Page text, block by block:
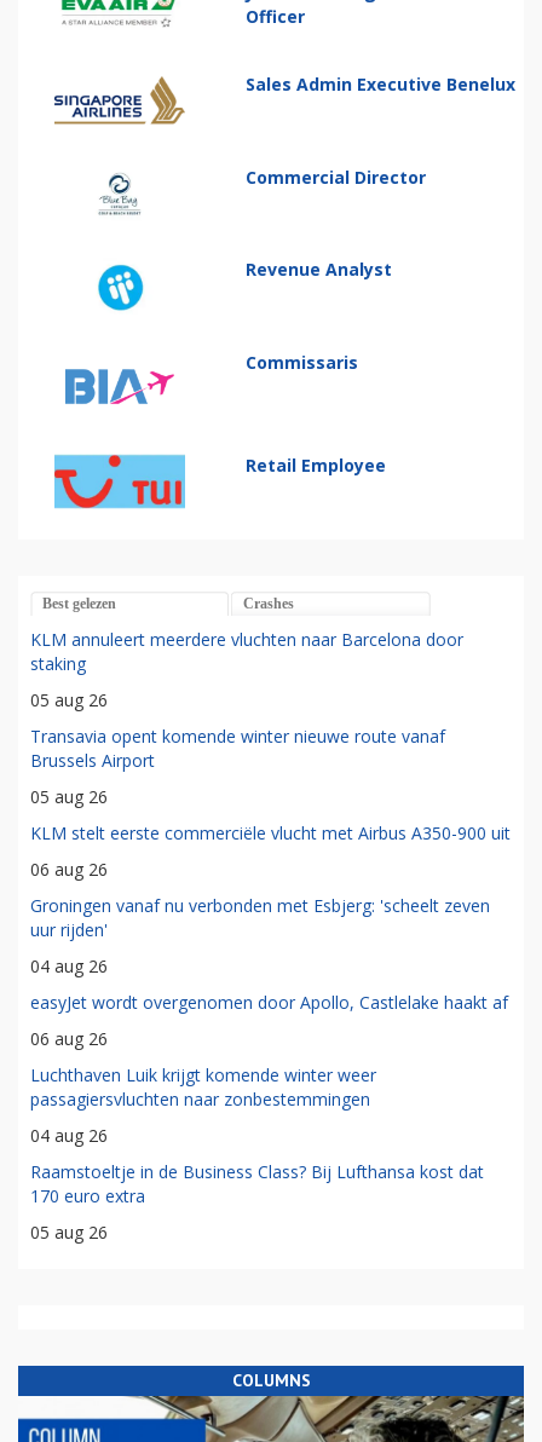
Officer
Sales Admin Executive Benelux
Commercial Director
Revenue Analyst
Commissaris
Retail Employee
Best gelezen Crashes
KLM annuleert meerdere vluchten naar Barcelona door
staking
05 aug 26
Transavia opent komende winter nieuwe route vanaf
Brussels Airport
05 aug 26
KLM stelt eerste commerciële vlucht met Airbus A350-900 uit
06 aug 26
Groningen vanaf nu verbonden met Esbjerg: 'scheelt zeven
uur rijden'
04 aug 26
easyJet wordt overgenomen door Apollo, Castlelake haakt af
06 aug 26
Luchthaven Luik krijgt komende winter weer
passagiersvluchten naar zonbestemmingen
04 aug 26
Raamstoeltje in de Business Class? Bij Lufthansa kost dat
170 euro extra
05 aug 26
COLUMNS